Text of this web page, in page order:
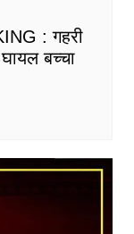
: गहरी
बच्चा